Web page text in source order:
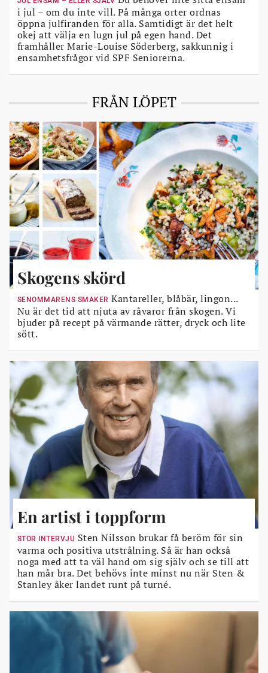
i jul – om du inte vill. På många orter ordnas
öppna julfiranden för alla. Samtidigt är det helt
okej att välja en lugn jul på egen hand. Det
framhåller Marie-Louise Söderberg, sakkunnig i
ensamhetsfrågor vid SPF Seniorerna.
FRÅN LÖPET
Skogens skörd
SENOMMARENS SMAKER Kantareller, blåbär, lingon...
Nu är det tid att njuta av råvaror från skogen. Vi
bjuder på recept på värmande rätter, dryck och lite
sött.
En artist i toppform
STOR INTERVJU Sten Nilsson brukar få beröm för sin
varma och positiva utstrålning. Så är han också
noga med att ta väl hand om sig själv och se till att
han mår bra. Det behövs inte minst nu när Sten &
Stanley åker landet runt på turné.